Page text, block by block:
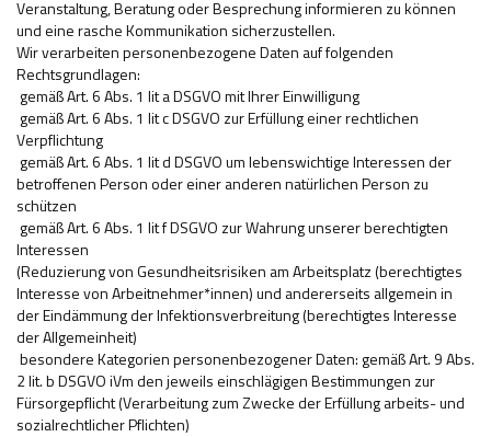
Veranstaltung, Beratung oder Besprechung informieren zu können
und eine rasche Kommunikation sicherzustellen.
Wir verarbeiten personenbezogene Daten auf folgenden
Rechtsgrundlagen:
­ gemäß Art. 6 Abs. 1 lit a DSGVO mit Ihrer Einwilligung
­ gemäß Art. 6 Abs. 1 lit c DSGVO zur Erfüllung einer rechtlichen
Verpflichtung
­ gemäß Art. 6 Abs. 1 lit d DSGVO um lebenswichtige Interessen der
betroffenen Person oder einer anderen natürlichen Person zu
schützen
­ gemäß Art. 6 Abs. 1 lit f DSGVO zur Wahrung unserer berechtigten
Interessen
(Reduzierung von Gesundheitsrisiken am Arbeitsplatz (berechtigtes
Interesse von Arbeitnehmer*innen) und andererseits allgemein in
der Eindämmung der Infektionsverbreitung (berechtigtes Interesse
der Allgemeinheit)
­ besondere Kategorien personenbezogener Daten: gemäß Art. 9 Abs.
2 lit. b DSGVO iVm den jeweils einschlägigen Bestimmungen zur
Fürsorgepflicht (Verarbeitung zum Zwecke der Erfüllung arbeits- und
sozialrechtlicher Pflichten)